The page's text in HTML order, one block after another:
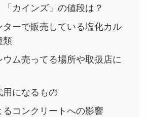
「カインズ」の値段は？
ターで販売している塩化カル
類
ウム売ってる場所や取扱店に
用になるもの
るコンクリートへの影響